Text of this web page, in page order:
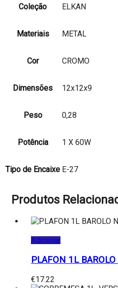
Coleção ELKAN
Materiais METAL
Cor CROMO
Dimensões 12x12x9
Peso 0,28
Potência 1 X 60W
Tipo de Encaixe E-27
Produtos
Adicionar
PLAFON 1L
€17.22